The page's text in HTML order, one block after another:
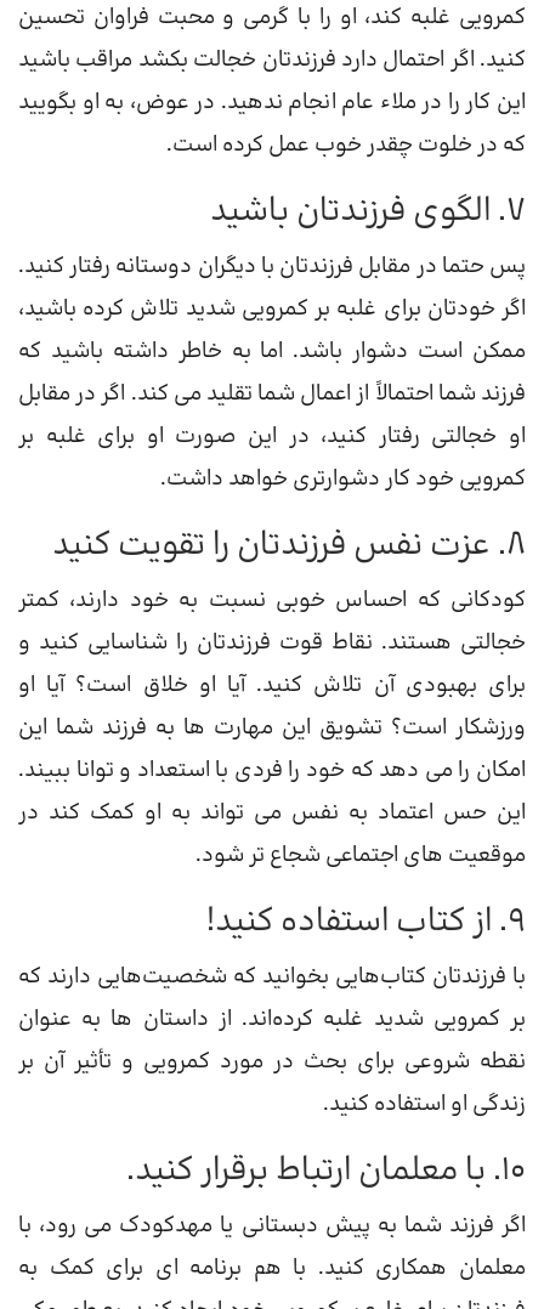
کمرویی غلبه کند، او را با گرمی و محبت فراوان تحسین
کنید. اگر احتمال دارد فرزندتان خجالت بکشد مراقب باشید
این کار را در ملاء عام انجام ندهید. در عوض، به او بگویید
که در خلوت چقدر خوب عمل کرده است.
7. الگوی فرزندتان باشید
پس حتما در مقابل فرزندتان با دیگران دوستانه رفتار کنید.
اگر خودتان برای غلبه بر کمرویی شدید تلاش کرده باشید،
ممکن است دشوار باشد. اما به خاطر داشته باشید که
فرزند شما احتمالاً از اعمال شما تقلید می کند. اگر در مقابل
او خجالتی رفتار کنید، در این صورت او برای غلبه بر
کمرویی خود کار دشوارتری خواهد داشت.
8. عزت نفس فرزندتان را تقویت کنید
کودکانی که احساس خوبی نسبت به خود دارند، کمتر
خجالتی هستند. نقاط قوت فرزندتان را شناسایی کنید و
برای بهبودی آن تلاش کنید. آیا او خلاق است؟ آیا او
ورزشکار است؟ تشویق این مهارت ها به فرزند شما این
امکان را می دهد که خود را فردی با استعداد و توانا ببیند.
این حس اعتماد به نفس می تواند به او کمک کند در
موقعیت های اجتماعی شجاع تر شود.
9. از کتاب استفاده کنید!
با فرزندتان کتاب‌هایی بخوانید که شخصیت‌هایی دارند که
بر کمرویی شدید غلبه کرده‌اند. از داستان ها به عنوان
نقطه شروعی برای بحث در مورد کمرویی و تأثیر آن بر
زندگی او استفاده کنید.
10. با معلمان ارتباط برقرار کنید.
اگر فرزند شما به پیش دبستانی یا مهدکودک می رود، با
معلمان همکاری کنید. با هم برنامه ای برای کمک به